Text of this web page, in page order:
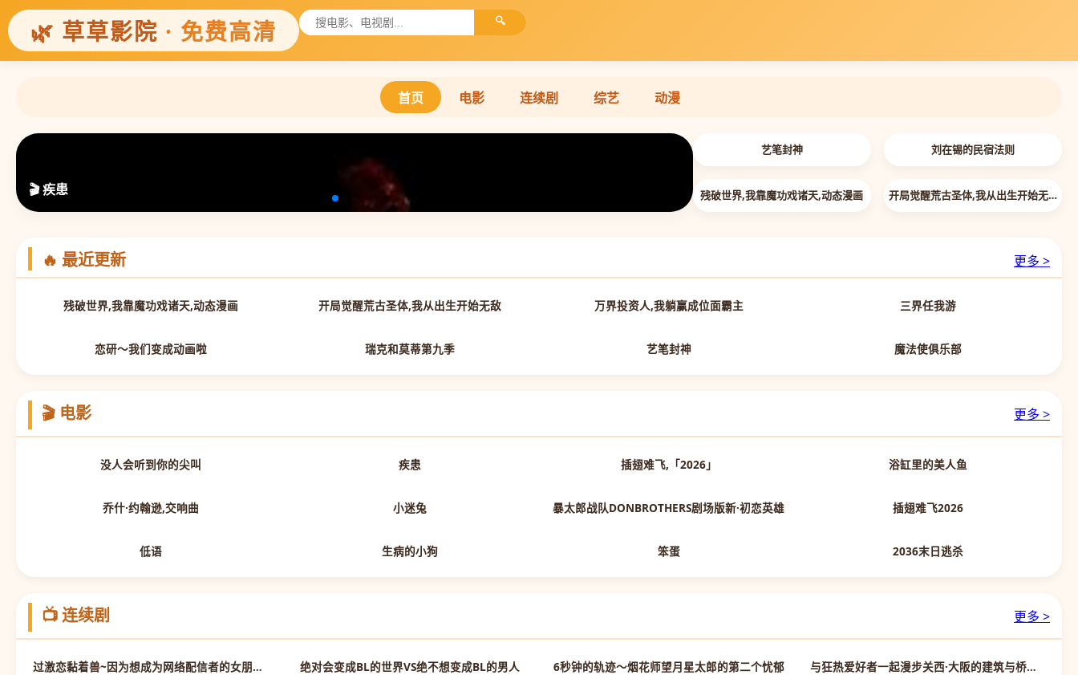
🌿 草草影院 · 免费高清 🔍
首页 电影 连续剧 综艺 动漫
🎬 疾患 🎬 插翅难飞,「2026」
艺笔封神 刘在锡的民宿法则
残破世界,我靠魔功戏诸天,动态漫画 开局觉醒荒古圣体,我从出生开始无敌
🔥 最近更新 更多 >
第19集
残破世界,我靠魔功戏诸天,动态漫画
第70集已完结
开局觉醒荒古圣体,我从出生开始无敌
第82集已完结
万界投资人,我躺赢成位面霸主
第15集已完结
三界任我游
恋研～我们变成动画啦 瑞克和莫蒂第九季 艺笔封神 魔法使俱乐部
🎬 电影 更多 >
正片
没人会听到你的尖叫
抢先版
疾患
正片
插翅难飞,「2026」
正片
浴缸里的美人鱼
乔什·约翰逊,交响曲 小迷兔 暴太郎战队DONBROTHERS剧场版新·初恋英雄 插翅难飞2026
低语 生病的小狗 笨蛋 2036末日逃杀
📺 连续剧 更多 >
第10集完结
过激恋黏着兽~因为想成为网络配信者的女朋友~
第6集
绝对会变成BL的世界VS绝不想变成BL的男人
第09集完结
6秒钟的轨迹～烟花师望月星太郎的第二个忧郁
第01集
与狂热爱好者一起漫步关西·大阪的建筑与桥梁篇